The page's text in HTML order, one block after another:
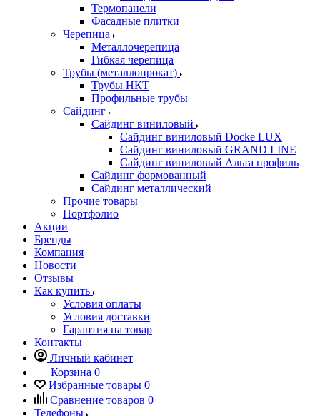
Термопанели
Фасадные плитки
Черепица
Металлочерепица
Гибкая черепица
Трубы (металлопрокат)
Трубы НКТ
Профильные трубы
Сайдинг
Сайдинг виниловый
Сайдинг виниловый Docke LUX
Сайдинг виниловый GRAND LINE
Сайдинг виниловый Альта профиль
Сайдинг формованный
Сайдинг металлический
Прочие товары
Портфолио
Акции
Бренды
Компания
Новости
Отзывы
Как купить
Условия оплаты
Условия доставки
Гарантия на товар
Контакты
Личный кабинет
Корзина 0
Избранные товары 0
Сравнение товаров 0
Телефоны